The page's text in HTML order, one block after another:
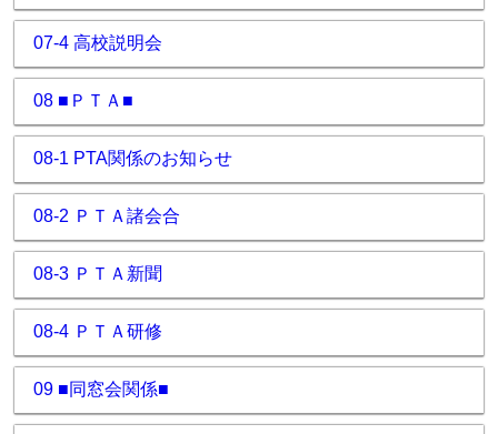
07-4 高校説明会
08 ■ＰＴＡ■
08-1 PTA関係のお知らせ
08-2 ＰＴＡ諸会合
08-3 ＰＴＡ新聞
08-4 ＰＴＡ研修
09 ■同窓会関係■